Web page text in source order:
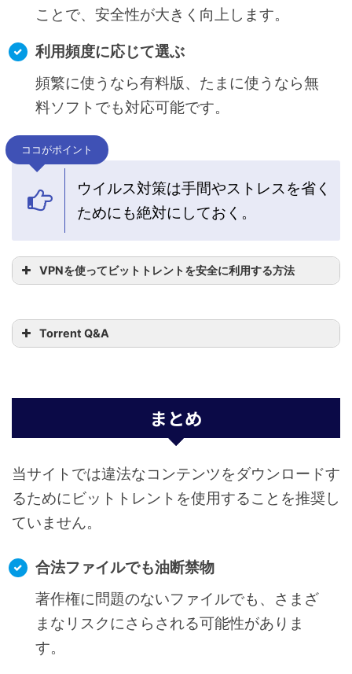
ことで、安全性が大きく向上します。
利用頻度に応じて選ぶ
頻繁に使うなら有料版、たまに使うなら無
料ソフトでも対応可能です。
ココがポイント
ウイルス対策は手間やストレスを省く
ためにも絶対にしておく。
VPNを使ってビットトレントを安全に利用する方法
ビットトレントの安全な
ビットトレント向け
各設定まとめ
Torrent Q&A
まとめ
当サイトでは違法なコンテンツをダウンロードす
るためにビットトレントを使用することを推奨し
ていません。
合法ファイルでも油断禁物
著作権に問題のないファイルでも、さまざ
まなリスクにさらされる可能性がありま
す。